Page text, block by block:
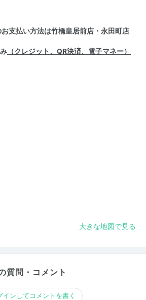
支払い方法は竹橋皇居前店・永田町店
（クレジット、QR決済、電子マネー）
大きな地図で見る
質問・コメント
インしてコメントを書く